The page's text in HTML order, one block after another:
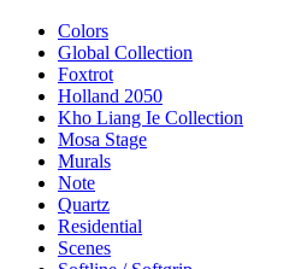
Colors
Global Collection
Foxtrot
Holland 2050
Kho Liang Ie Collection
Mosa Stage
Murals
Note
Quartz
Residential
Scenes